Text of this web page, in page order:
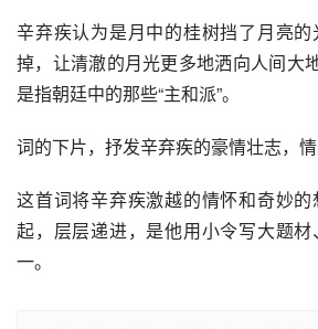
辛弃疾认为是月中的桂树挡了月亮
掉，让清澈的月光更多地洒向人间大
是指朝廷中的那些“主和派”。
词的下片，抒发辛弃疾的豪情壮志，情
这首词将辛弃疾激越的情怀和奇妙
起，层层递进，是他用小令写大题
一。